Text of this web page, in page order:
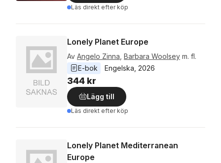
Läs direkt efter köp
Lonely Planet Europe
Av Angelo Zinna Barbara Woolsey m. fl.
E-bok
Engelska 2026
344 kr
Lägg till
Läs direkt efter köp
Lonely Planet Mediterranean
Europe